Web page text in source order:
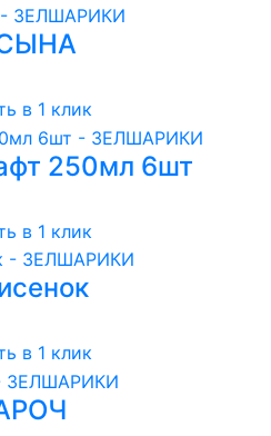
в 1 клик
250мл 6шт
в 1 клик
в 1 клик